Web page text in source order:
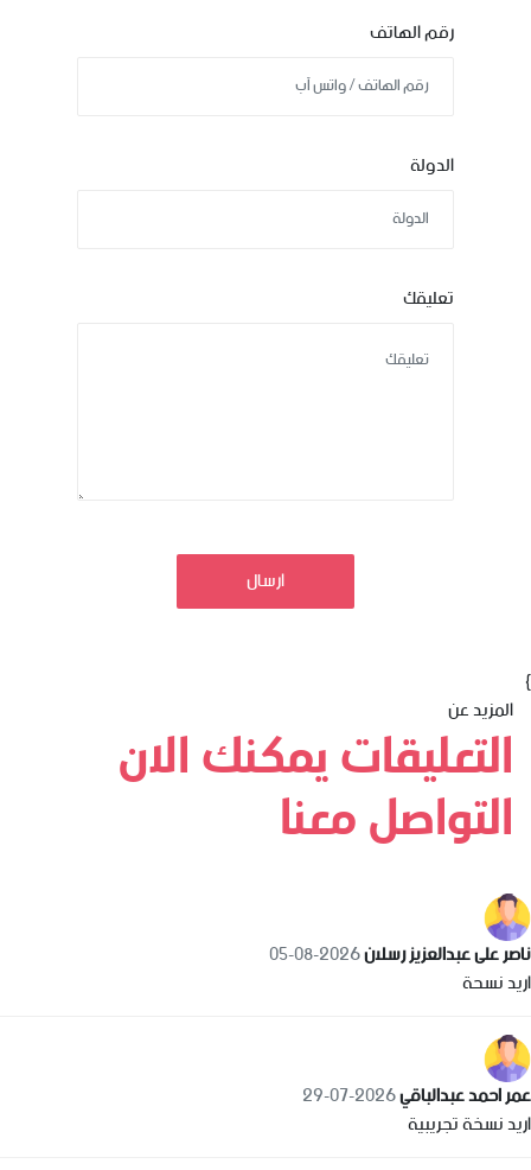
رقم الهاتف
الدولة
تعليقك
ارسال
}
المزيد عن
التعليقات يمكنك الان
التواصل معنا
ناصر على عبدالعزيز رسلان2026-08-05
اريد نسحة
عمر احمد عبدالباقي2026-07-29
اريد نسخة تجريبية